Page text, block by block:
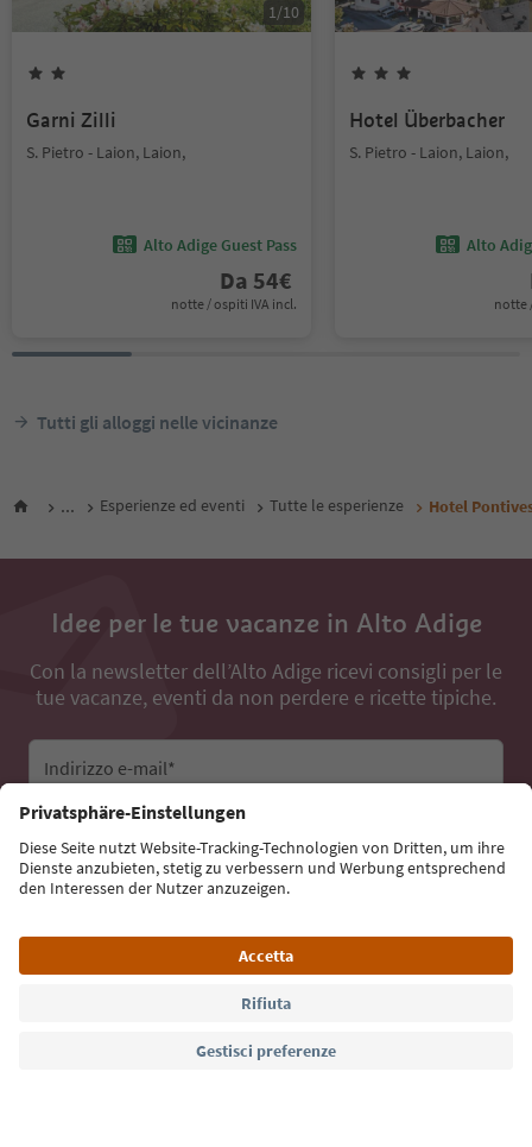
1/10
Garni Zilli
S. Pietro - Laion, Laion,
Alto Adige Guest Pass
Da 54€
notte / ospiti IVA incl.
Hotel Überbacher
S. Pietro - Laion, Laion,
Alto
notte
Tutti gli alloggi nelle vicinanze
... Esperienze ed eventi Tutte le esperienze Hotel
Idee per le tue vacanze in Alto Adige
Con la newsletter dell’Alto Adige ricevi consigli per le
tue vacanze, eventi da non perdere e ricette tipiche.
Indirizzo e-mail*
Iscriviti alla newsletter